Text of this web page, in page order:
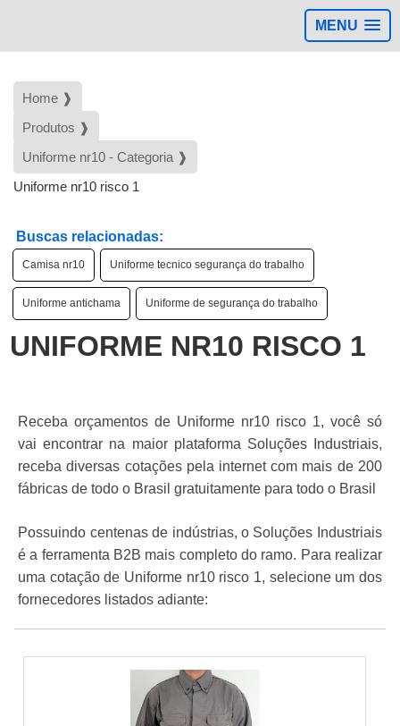
MENU
Home ❱
Produtos ❱
Uniforme nr10 - Categoria ❱
Uniforme nr10 risco 1
Buscas relacionadas:
Camisa nr10 Uniforme tecnico segurança do trabalho
Uniforme antichama Uniforme de segurança do trabalho
UNIFORME NR10 RISCO 1
Receba orçamentos de Uniforme nr10 risco 1, você só
vai encontrar na maior plataforma Soluções Industriais,
receba diversas cotações pela internet com mais de 200
fábricas de todo o Brasil gratuitamente para todo o Brasil
Possuindo centenas de indústrias, o Soluções Industriais
é a ferramenta B2B mais completo do ramo. Para realizar
uma cotação de Uniforme nr10 risco 1, selecione um dos
fornecedores listados adiante: